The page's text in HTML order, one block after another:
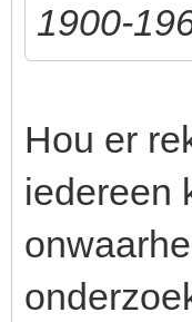
1900-
Hou er
iedereen